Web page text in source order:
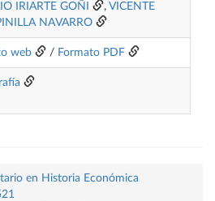
IRIARTE GOÑI
, VICENTE
NAVARRO
web / Formato PDF
en Historia Económica